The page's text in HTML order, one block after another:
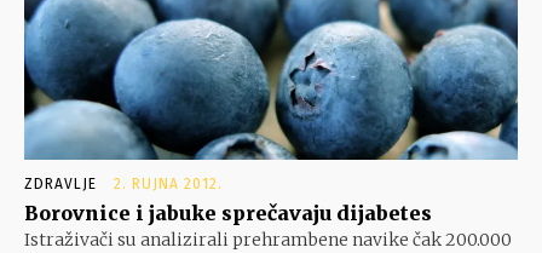
ZDRAVLJE 2. RUJNA 2012.
Borovnice i jabuke sprečavaju dijabetes
Istraživači su analizirali prehrambene navike čak 200.000